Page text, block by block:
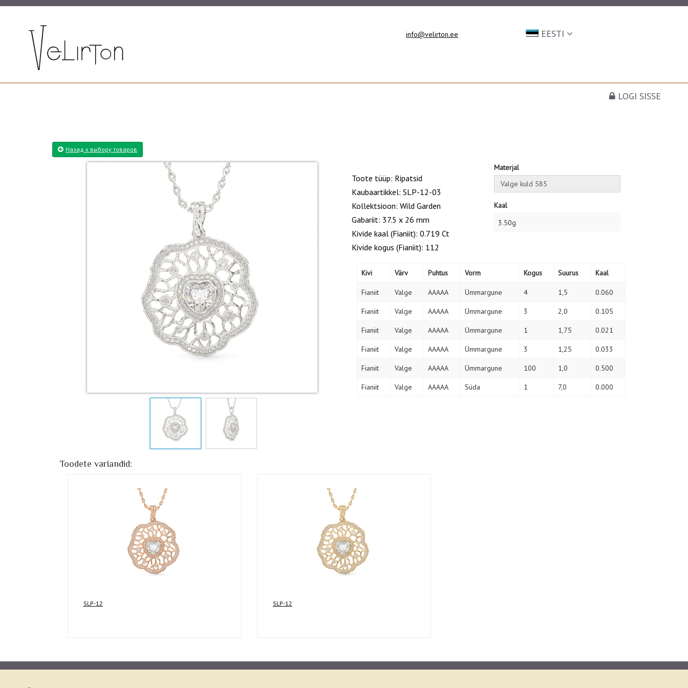
info@velirton.ee EESTI
LOGI SISSE
Назад к выбору товаров
Toote tüüp: Ripatsid
Kaubaartikkel: SLP-12-03
Kollektsioon: Wild Garden
Gabariit: 37.5 x 26 mm
Kivide kaal (Fianiit): 0.719 Ct
Kivide kogus (Fianiit): 112
Materjal
Kaal
3.50g
Kivi Värv Puhtus Vorm Kogus Suurus Kaal
Fianiit Valge AAAAA Ümmargune 4 1,5 0.060
Fianiit Valge AAAAA Ümmargune 3 2,0 0.105
Fianiit Valge AAAAA Ümmargune 1 1,75 0.021
Fianiit Valge AAAAA Ümmargune 3 1,25 0.033
Fianiit Valge AAAAA Ümmargune 100 1,0 0.500
Fianiit Valge AAAAA Süda 1 7,0 0.000
Toodete variandid:
SLP-12 SLP-12